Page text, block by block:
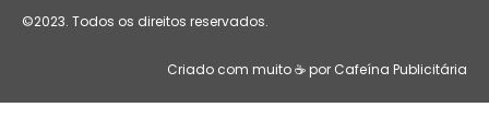
©2023. Todos os direitos reservados.
Criado com muito ☕ por Cafeína Publicitária